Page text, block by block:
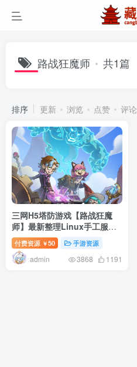
路战狂魔师 共1篇
排序 更新 浏览 点赞 评论
三网H5塔防游戏【路战狂魔
师】最新整理Linux手工服务
端+懒人助手+GM授权后台+安
卓客户端+搭建教程
付费资源 ￥50 手游资源
admin 3868 1191